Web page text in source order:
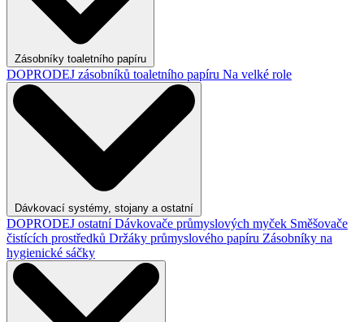
Zásobníky toaletního papíru
DOPRODEJ zásobníků toaletního papíru Na velké role
Dávkovací systémy, stojany a ostatní
DOPRODEJ ostatníDávkovače průmyslových myček Směšovače
čistících prostředků Držáky průmyslového papíru Zásobníky na
hygienické sáčky